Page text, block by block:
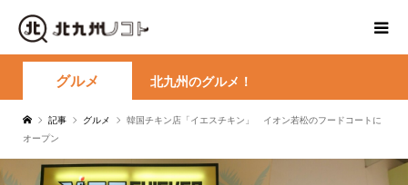
グルメ 北九州のグルメ！
記事 グルメ
韓国チキン店「イエスチキン」 イオン若松のフードコートに
オープン